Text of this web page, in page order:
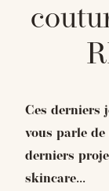
Ces derniers
vous parle de
derniers
skincare...